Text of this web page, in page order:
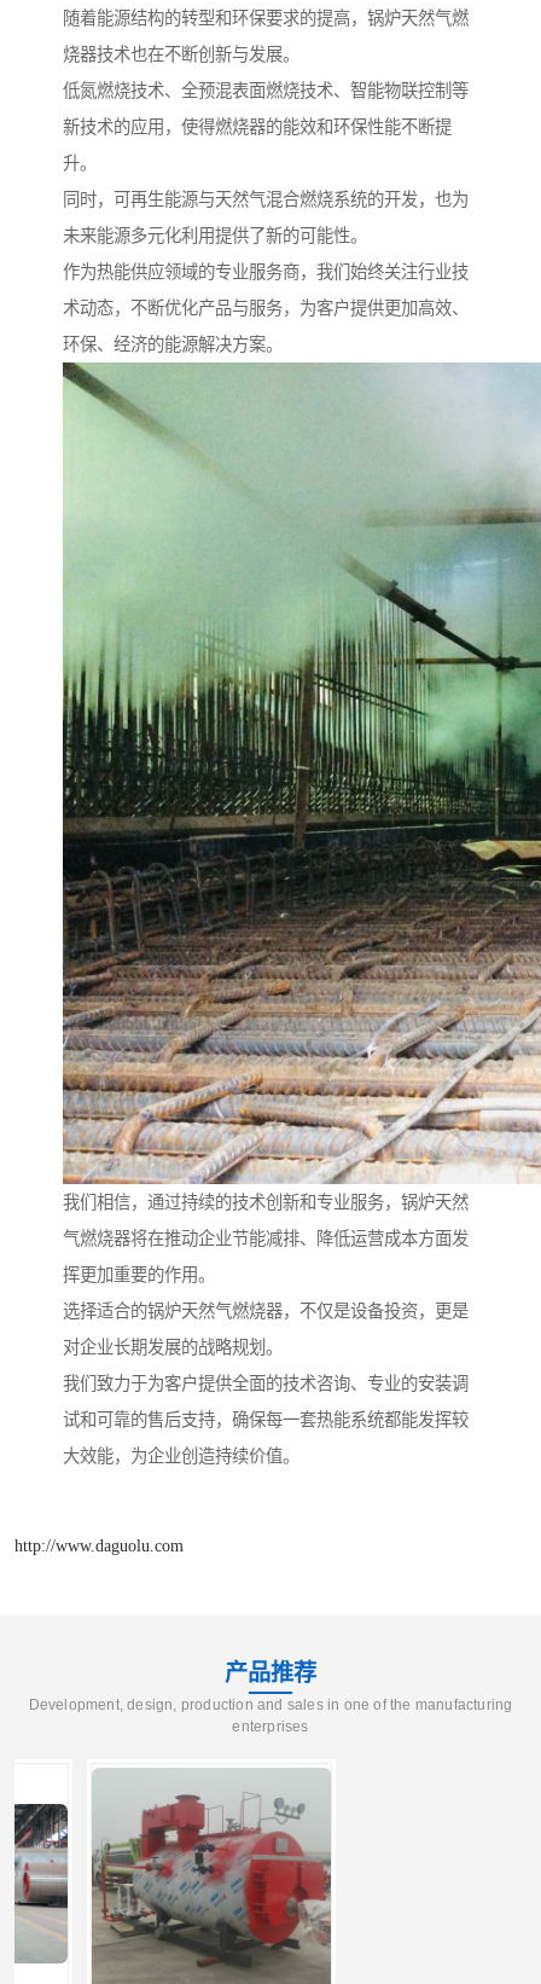
随着能源结构的转型和环保要求的提高，锅炉天然气燃
烧器技术也在不断创新与发展。
低氮燃烧技术、全预混表面燃烧技术、智能物联控制等
新技术的应用，使得燃烧器的能效和环保性能不断提
升。
同时，可再生能源与天然气混合燃烧系统的开发，也为
未来能源多元化利用提供了新的可能性。
作为热能供应领域的专业服务商，我们始终关注行业技
术动态，不断优化产品与服务，为客户提供更加高效、
环保、经济的能源解决方案。
我们相信，通过持续的技术创新和专业服务，锅炉天然
气燃烧器将在推动企业节能减排、降低运营成本方面发
挥更加重要的作用。
选择适合的锅炉天然气燃烧器，不仅是设备投资，更是
对企业长期发展的战略规划。
我们致力于为客户提供全面的技术咨询、专业的安装调
试和可靠的售后支持，确保每一套热能系统都能发挥较
大效能，为企业创造持续价值。
http://www.daguolu.com
产品推荐
Development, design, production and sales in one of the manufacturing
enterprises